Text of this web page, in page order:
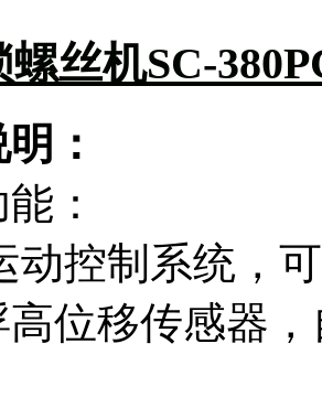
螺丝机SC-
：
：
动控制系统，
高位移传感器